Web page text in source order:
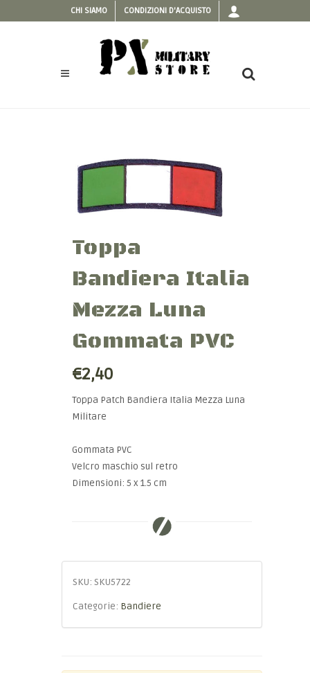
CHI SIAMO CONDIZIONI D'ACQUISTO
Toppa
Bandiera Italia
Mezza Luna
Gommata PVC
€2,40
Toppa Patch Bandiera Italia Mezza Luna
Militare
Gommata PVC
Velcro maschio sul retro
Dimensioni: 5 x 1.5 cm
SKU: SKU5722
Categorie: Bandiere